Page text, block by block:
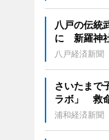
八戸の伝統
に 新羅神
八戸経済新聞
さいたまで
ラボ」 救
浦和経済新聞